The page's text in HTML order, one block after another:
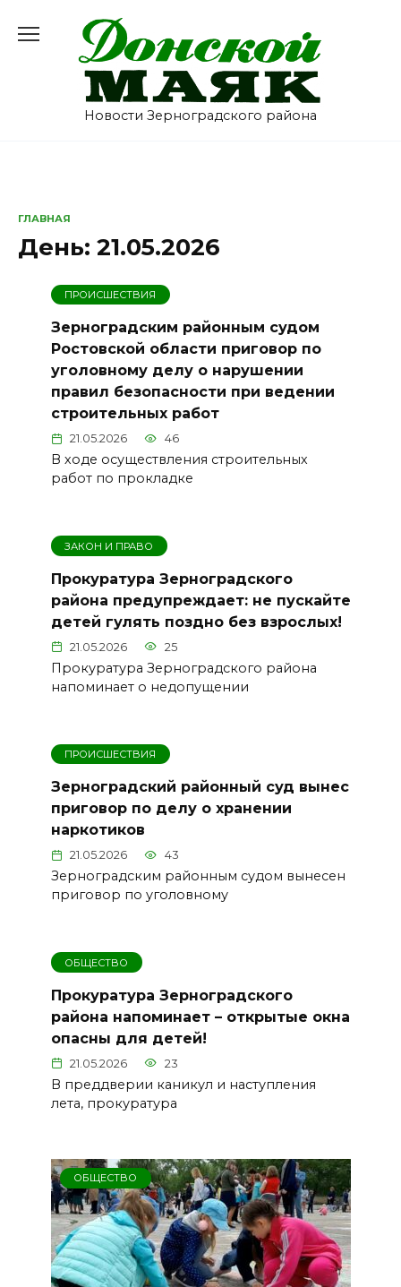
содержанию
Новости Зерноградского района
ГЛАВНАЯ
День: 21.05.2026
ПРОИСШЕСТВИЯ
Зерноградским районным судом
Ростовской области приговор по
уголовному делу о нарушении
правил безопасности при ведении
строительных работ
21.05.2026 46
В ходе осуществления строительных
работ по прокладке
ЗАКОН И ПРАВО
Прокуратура Зерноградского
района предупреждает: не пускайте
детей гулять поздно без взрослых!
21.05.2026 25
Прокуратура Зерноградского района
напоминает о недопущении
ПРОИСШЕСТВИЯ
Зерноградский районный суд вынес
приговор по делу о хранении
наркотиков
21.05.2026 43
Зерноградским районным судом вынесен
приговор по уголовному
ОБЩЕСТВО
Прокуратура Зерноградского
района напоминает – открытые окна
опасны для детей!
21.05.2026 23
В преддверии каникул и наступления
лета, прокуратура
ОБЩЕСТВО